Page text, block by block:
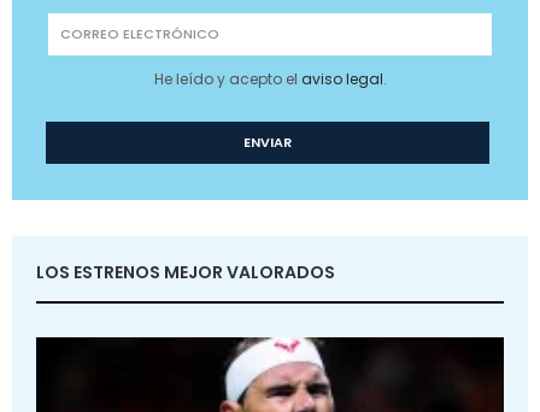
He leído y acepto el aviso legal.
LOS ESTRENOS MEJOR VALORADOS